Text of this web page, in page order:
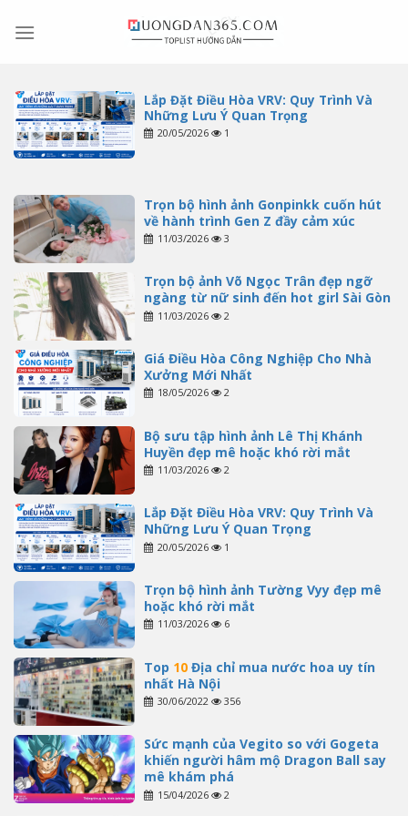
Lắp Đặt Điều Hòa VRV: Quy Trình Và
Những Lưu Ý Quan Trọng
20/05/2026 1
Trọn bộ hình ảnh Gonpinkk cuốn hút
về hành trình Gen Z đầy cảm xúc
11/03/2026 3
Trọn bộ ảnh Võ Ngọc Trân đẹp ngỡ
ngàng từ nữ sinh đến hot girl Sài Gòn
11/03/2026 2
Giá Điều Hòa Công Nghiệp Cho Nhà
Xưởng Mới Nhất
18/05/2026 2
Bộ sưu tập hình ảnh Lê Thị Khánh
Huyền đẹp mê hoặc khó rời mắt
11/03/2026 2
Lắp Đặt Điều Hòa VRV: Quy Trình Và
Những Lưu Ý Quan Trọng
20/05/2026 1
Trọn bộ hình ảnh Tường Vyy đẹp mê
hoặc khó rời mắt
11/03/2026 6
Top 10Địa chỉ mua nước hoa uy tín
nhất Hà Nội
30/06/2022 356
Sức mạnh của Vegito so với Gogeta
khiến người hâm mộ Dragon Ball say
mê khám phá
15/04/2026 2